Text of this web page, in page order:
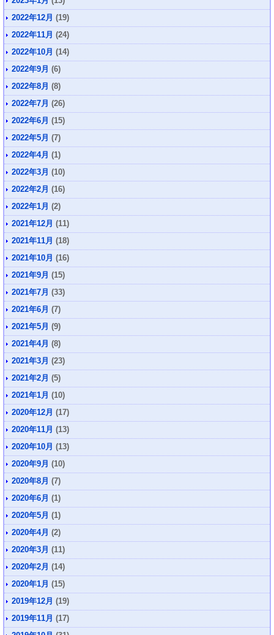
2022年12月 (19)
2022年11月 (24)
2022年10月 (14)
2022年9月 (6)
2022年8月 (8)
2022年7月 (26)
2022年6月 (15)
2022年5月 (7)
2022年4月 (1)
2022年3月 (10)
2022年2月 (16)
2022年1月 (2)
2021年12月 (11)
2021年11月 (18)
2021年10月 (16)
2021年9月 (15)
2021年7月 (33)
2021年6月 (7)
2021年5月 (9)
2021年4月 (8)
2021年3月 (23)
2021年2月 (5)
2021年1月 (10)
2020年12月 (17)
2020年11月 (13)
2020年10月 (13)
2020年9月 (10)
2020年8月 (7)
2020年6月 (1)
2020年5月 (1)
2020年4月 (2)
2020年3月 (11)
2020年2月 (14)
2020年1月 (15)
2019年12月 (19)
2019年11月 (17)